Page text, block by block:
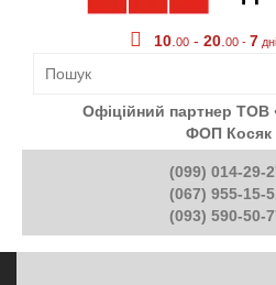
10 00 - 20 00 - 7
Офіційний партнер ТОВ
ФОП Косяк
(099) 014-29-
(067) 955-15-
(093) 590-50-